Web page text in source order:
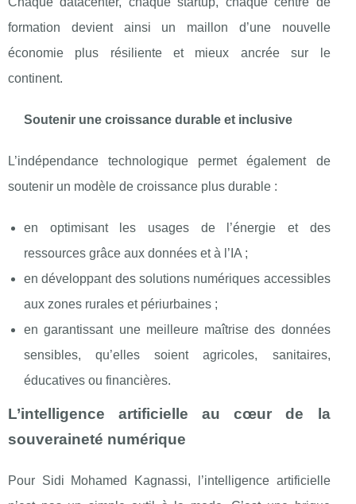
formation devient ainsi un maillon d’une nouvelle
économie plus résiliente et mieux ancrée sur le
continent.
Soutenir une croissance durable et inclusive
L’indépendance technologique permet également de
soutenir un modèle de croissance plus durable :
en optimisant les usages de l’énergie et des
ressources grâce aux données et à l’IA ;
en développant des solutions numériques accessibles
aux zones rurales et périurbaines ;
en garantissant une meilleure maîtrise des données
sensibles, qu’elles soient agricoles, sanitaires,
éducatives ou financières.
L’intelligence artificielle au cœur de la
souveraineté numérique
Pour Sidi Mohamed Kagnassi, l’intelligence artificielle